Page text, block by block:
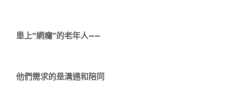
患上“網癮”的老年人——
他們需求的是溝通和陪同